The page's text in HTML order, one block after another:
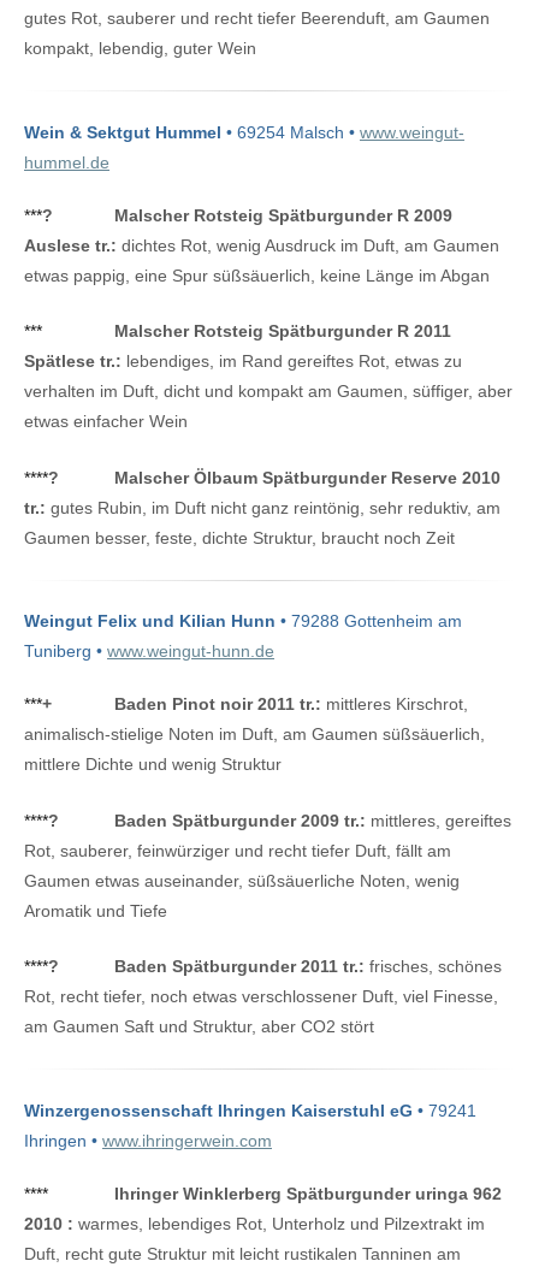
gutes Rot, sauberer und recht tiefer Beerenduft, am Gaumen
kompakt, lebendig, guter Wein
Wein & Sektgut Hummel • 69254 Malsch • www.weingut-
hummel.de
***?
Malscher Rotsteig Spätburgunder R 2009
Auslese tr.: dichtes Rot, wenig Ausdruck im Duft, am Gaumen
etwas pappig, eine Spur süßsäuerlich, keine Länge im Abgan
***
Malscher Rotsteig Spätburgunder R 2011
Spätlese tr.: lebendiges, im Rand gereiftes Rot, etwas zu
verhalten im Duft, dicht und kompakt am Gaumen, süffiger, aber
etwas einfacher Wein
****?
Malscher Ölbaum Spätburgunder Reserve 2010
tr.: gutes Rubin, im Duft nicht ganz reintönig, sehr reduktiv, am
Gaumen besser, feste, dichte Struktur, braucht noch Zeit
Weingut Felix und Kilian Hunn • 79288 Gottenheim am
Tuniberg • www.weingut-hunn.de
***+ Baden Pinot noir 2011 tr.: mittleres Kirschrot,
animalisch-stielige Noten im Duft, am Gaumen süßsäuerlich,
mittlere Dichte und wenig Struktur
****? Baden Spätburgunder 2009 tr.: mittleres, gereiftes
Rot, sauberer, feinwürziger und recht tiefer Duft, fällt am
Gaumen etwas auseinander, süßsäuerliche Noten, wenig
Aromatik und Tiefe
****? Baden Spätburgunder 2011 tr.: frisches, schönes
Rot, recht tiefer, noch etwas verschlossener Duft, viel Finesse,
am Gaumen Saft und Struktur, aber CO2 stört
Winzergenossenschaft Ihringen Kaiserstuhl eG • 79241
Ihringen • www.ihringerwein.com
****
Ihringer Winklerberg Spätburgunder uringa 962
2010 : warmes, lebendiges Rot, Unterholz und Pilzextrakt im
Duft, recht gute Struktur mit leicht rustikalen Tanninen am